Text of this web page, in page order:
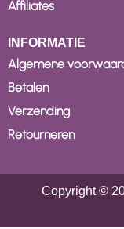
Affiliates
INFORMATIE
Algemene
Betalen
Verzending
Retourneren
Copyright ©